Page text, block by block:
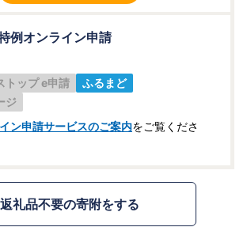
例オンライン申請
トップ e申請
ふるまど
ジ
ン申請サービスのご案内をご覧くださ
返礼品不要の寄附をする